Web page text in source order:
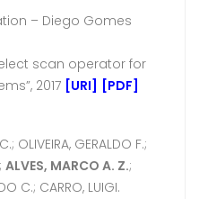
– Diego Gomes
scan operator for
2017 [URI] [PDF]
OLIVEIRA, GERALDO F.;
ALVES, MARCO A. Z.;
C.; CARRO, LUIGI.